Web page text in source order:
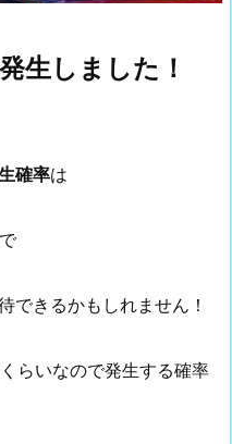
生しました！
確率は
できるかもしれません！
らいなので発生する確率